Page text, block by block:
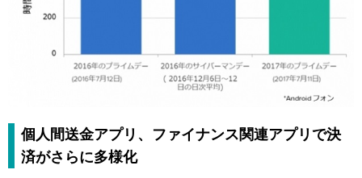
個人間送金アプリ、ファイナンス関連アプリで決
済がさらに多様化